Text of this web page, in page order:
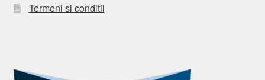
Termeni si conditii